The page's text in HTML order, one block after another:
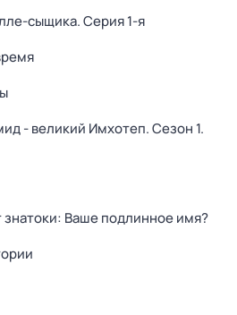
сыщика. Серия 1-я
- великий Имхотеп. Сезон 1.
знатоки: Ваше подлинное имя?